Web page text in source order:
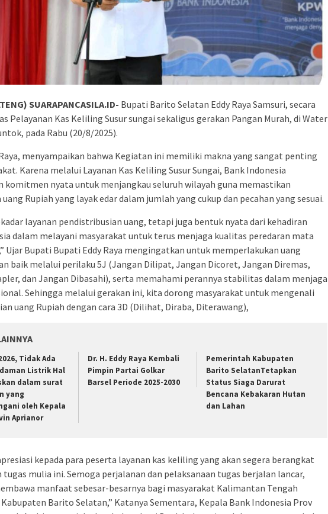
SUARAPANCASILA.ID- Bupati Barito Selatan Eddy Raya Samsuri, secara
Pelayanan Kas Keliling Susur sungai sekaligus gerakan Pangan Murah, di Water
pada Rabu (20/8/2025).
menyampaikan bahwa Kegiatan ini memiliki makna yang sangat penting
Karena melalui Layanan Kas Keliling Susur Sungai, Bank Indonesia
komitmen nyata untuk menjangkau seluruh wilayah guna memastikan
Rupiah yang layak edar dalam jumlah yang cukup dan pecahan yang sesuai.
layanan pendistribusian uang, tetapi juga bentuk nyata dari kehadiran
dalam melayani masyarakat untuk terus menjaga kualitas peredaran mata
Ujar Bupati Bupati Eddy Raya mengingatkan untuk memperlakukan uang
baik melalui perilaku 5J (Jangan Dilipat, Jangan Dicoret, Jangan Diremas,
dan Jangan Dibasahi), serta memahami perannya stabilitas dalam menjaga
Sehingga melalui gerakan ini, kita dorong masyarakat untuk mengenali
uang Rupiah dengan cara 3D (Dilihat, Diraba, Diterawang),
Tidak Ada
Listrik Hal
dalam surat
yang
oleh Kepala
Aprianor
Dr. H. Eddy Raya Kembali
Pimpin Partai Golkar
Barsel Periode 2025-2030
Pemerintah Kabupaten
Barito SelatanTetapkan
Status Siaga Darurat
Bencana Kebakaran Hutan
dan Lahan
kepada para peserta layanan kas keliling yang akan segera berangkat
mulia ini. Semoga perjalanan dan pelaksanaan tugas berjalan lancar,
manfaat sebesar-besarnya bagi masyarakat Kalimantan Tengah
Kabupaten Barito Selatan,” Katanya Sementara, Kepala Bank Indonesia Prov